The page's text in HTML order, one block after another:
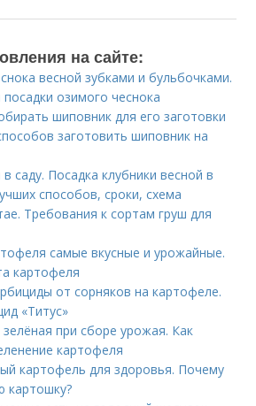
на сайте:
весной зубками и бульбочками.
озимого чеснока
шиповник для его заготовки
заготовить шиповник на
саду. Посадка клубники весной в
способов, сроки, схема
Требования к сортам груш для
самые вкусные и урожайные.
картофеля
от сорняков на картофеле.
«Титус»
при сборе урожая. Как
картофеля
картофель для здоровья. Почему
картошку?